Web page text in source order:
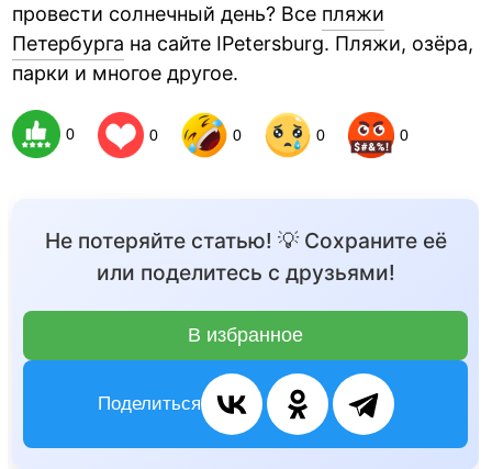
провести солнечный день? Все пляжи
Петербурга на сайте IPetersburg. Пляжи, озёра,
парки и многое другое.
0 0 0 0 0
Не потеряйте статью! 💡 Сохраните её
или поделитесь с друзьями!
В избранное
Поделиться